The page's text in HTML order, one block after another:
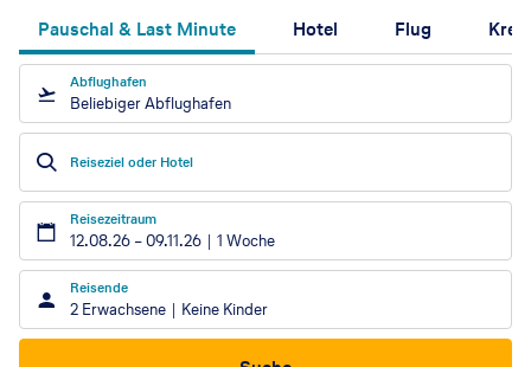
Pauschal & Last Minute Hotel Flug
Abflughafen
Beliebiger Abflughafen
Reiseziel oder Hotel
Reisezeitraum
12.08.26 –09.11.26 1 Woche
Reisende
2 Erwachsene Keine Kinder